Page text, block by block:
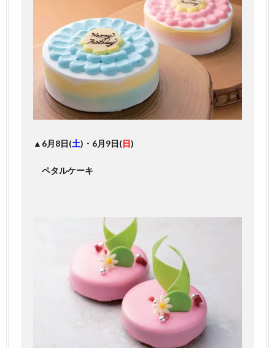
▲6月8日(土)・6月9日(日)
ペタルケーキ